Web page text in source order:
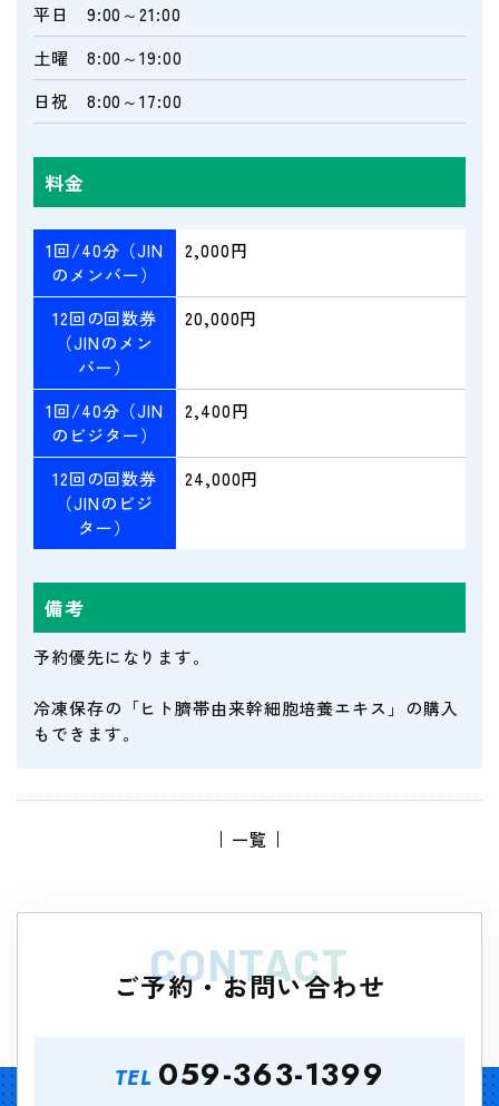
平日 9:00～21:00
土曜 8:00～19:00
日祝 8:00～17:00
料金
1回/40分（JIN
のメンバー）
2,000円
12回の回数券
（JINのメン
バー）
20,000円
1回/40分（JIN
のビジター）
2,400円
12回の回数券
（JINのビジ
ター）
24,000円
備考
予約優先になります。
冷凍保存の「ヒト臍帯由来幹細胞培養エキス」の購入
もできます。
一覧
CONTACT
ご予約・お問い合わせ
TEL 059-363-1399